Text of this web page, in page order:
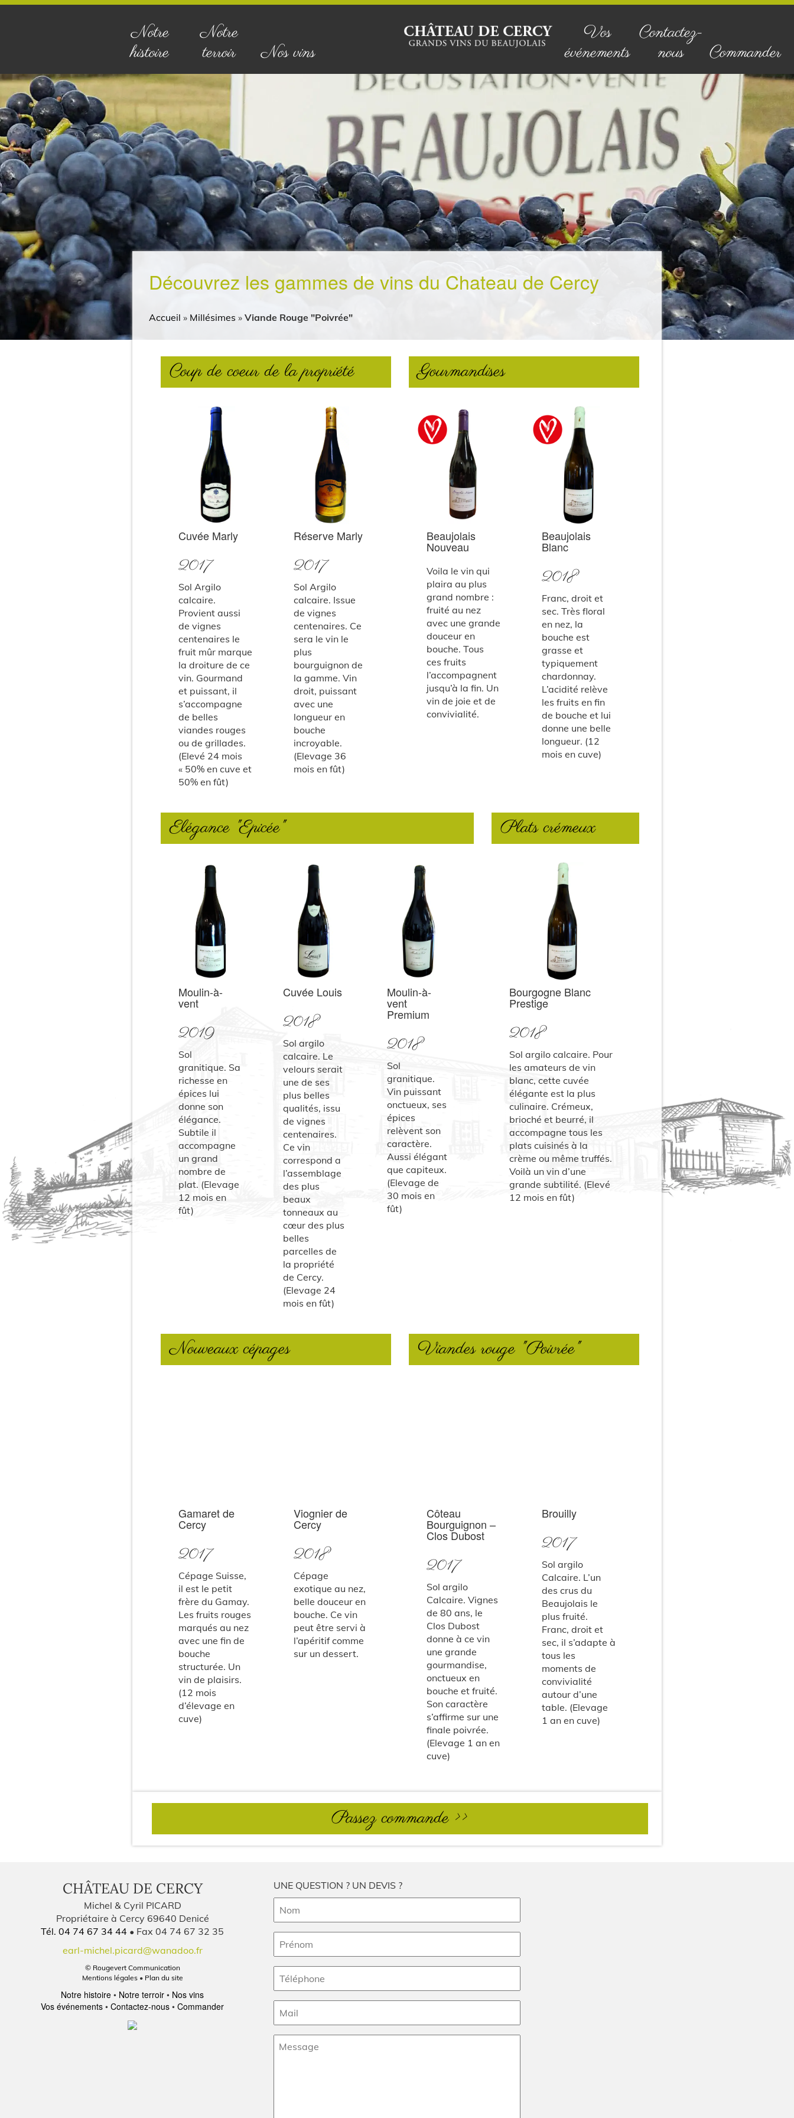
Notre
histoire
Notre
terroir
Nos vins
Vos
événements
Contactez-
nous
Commander
Découvrez les gammes de vins du Chateau de Cercy
Accueil » Millésimes » Viande Rouge "Poivrée"
Coup de coeur de la propriété
Cuvée Marly
2017
Sol Argilo
calcaire.
Provient aussi
de vignes
centenaires le
fruit mûr marque
la droiture de ce
vin. Gourmand
et puissant, il
s’accompagne
de belles
viandes rouges
ou de grillades.
(Elevé 24 mois
« 50% en cuve et
50% en fût)
Réserve Marly
2017
Sol Argilo
calcaire. Issue
de vignes
centenaires. Ce
sera le vin le
plus
bourguignon de
la gamme. Vin
droit, puissant
avec une
longueur en
bouche
incroyable.
(Elevage 36
mois en fût)
Gourmandises
Beaujolais
Nouveau
Voila le vin qui
plaira au plus
grand nombre :
fruité au nez
avec une grande
douceur en
bouche. Tous
ces fruits
l’accompagnent
jusqu’à la fin. Un
vin de joie et de
convivialité.
Beaujolais
Blanc
2018
Franc, droit et
sec. Très floral
en nez, la
bouche est
grasse et
typiquement
chardonnay.
L’acidité relève
les fruits en fin
de bouche et lui
donne une belle
longueur. (12
mois en cuve)
Elégance "Epicée"
Moulin-à-
vent
2019
Sol
granitique. Sa
richesse en
épices lui
donne son
élégance.
Subtile il
accompagne
un grand
nombre de
plat. (Elevage
12 mois en
fût)
Cuvée Louis
2018
Sol argilo
calcaire. Le
velours serait
une de ses
plus belles
qualités, issu
de vignes
centenaires.
Ce vin
correspond a
l’assemblage
des plus
beaux
tonneaux au
cœur des plus
belles
parcelles de
la propriété
de Cercy.
(Elevage 24
mois en fût)
Moulin-à-
vent
Premium
2018
Sol
granitique.
Vin puissant
onctueux, ses
épices
relèvent son
caractère.
Aussi élégant
que capiteux.
(Elevage de
30 mois en
fût)
Plats crémeux
Bourgogne Blanc
Prestige
2018
Sol argilo calcaire. Pour
les amateurs de vin
blanc, cette cuvée
élégante est la plus
culinaire. Crémeux,
brioché et beurré, il
accompagne tous les
plats cuisinés à la
crème ou même truffés.
Voilà un vin d’une
grande subtilité. (Elevé
12 mois en fût)
Nouveaux cépages
Gamaret de
Cercy
2017
Cépage Suisse,
il est le petit
frère du Gamay.
Les fruits rouges
marqués au nez
avec une fin de
bouche
structurée. Un
vin de plaisirs.
(12 mois
d’élevage en
cuve)
Viognier de
Cercy
2018
Cépage
exotique au nez,
belle douceur en
bouche. Ce vin
peut être servi à
l’apéritif comme
sur un dessert.
Viandes rouge "Poivrée"
Côteau
Bourguignon –
Clos Dubost
2017
Sol argilo
Calcaire. Vignes
de 80 ans, le
Clos Dubost
donne à ce vin
une grande
gourmandise,
onctueux en
bouche et fruité.
Son caractère
s’affirme sur une
finale poivrée.
(Elevage 1 an en
cuve)
Brouilly
2017
Sol argilo
Calcaire. L’un
des crus du
Beaujolais le
plus fruité.
Franc, droit et
sec, il s’adapte à
tous les
moments de
convivialité
autour d’une
table. (Elevage
1 an en cuve)
Passez commande >>
CHÂTEAU DE CERCY
Michel & Cyril PICARD
Propriétaire à Cercy 69640 Denicé
Tél. 04 74 67 34 44 • Fax 04 74 67 32 35
earl-michel.picard@wanadoo.fr
© Rougevert Communication
Mentions légales• Plan du site
Notre histoire Notre terroir
Nos vins
Vos événements
Contactez-nous Commander
UNE QUESTION ? UN DEVIS ?
(Nécessaire)
Prénom
(Nécessaire)
Téléphone
(Nécessaire)
mail
(Nécessaire)
Message
(Nécessaire)